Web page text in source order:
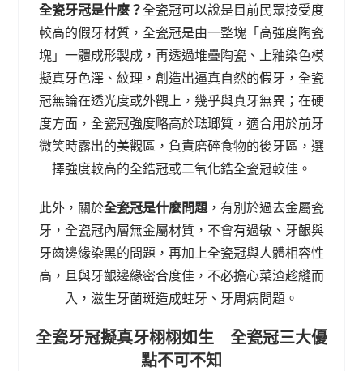
全瓷牙冠是什麼？全瓷冠可以說是目前民眾接受度
較高的假牙材質，全瓷冠是由一整塊「高強度陶瓷
塊」一體成形製成，再透過堆疊陶瓷、上釉染色模
擬真牙色澤、紋理，創造出逼真自然的假牙，全瓷
冠無論在透光度或外觀上，幾乎與真牙無異；在硬
度方面，全瓷冠強度略高於琺瑯質，適合用於前牙
微笑時露出的美觀區，負責磨碎食物的後牙區，選
擇強度較高的全鋯冠或二氧化鋯全瓷冠較佳。
此外，關於全瓷冠是什麼問題 ，有別於過去金屬瓷
牙，全瓷冠內層無金屬材質，不會有過敏、牙齦與
牙齒邊緣染黑的問題，再加上全瓷冠與人體相容性
高，且與牙齦邊緣密合度佳，不必擔心菜渣趁縫而
入，滋生牙菌斑造成蛀牙、牙周病問題。
全瓷牙冠擬真牙栩栩如生 全瓷冠三大優
點不可不知